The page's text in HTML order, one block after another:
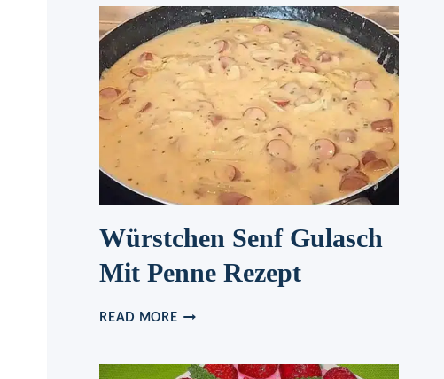
MEINE
MUTTER
BEIGEBRACHT
MOLLIG
WIE
EINE
WOLKE!
ZERGEHT
AUF
DER
Würstchen Senf Gulasch
Mit Penne Rezept
READ MOREWÜRSTCHEN
MIT